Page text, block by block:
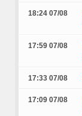
18:24 07/08
17:59 07/08
17:33 07/08
17:09 07/08